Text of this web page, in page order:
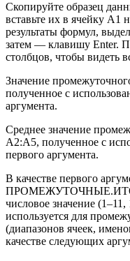
Скопируйте образец
вставьте их в ячейку A1
результаты формул,
затем — клавишу Enter.
столбцов, чтобы видеть
Значение
полученное с
аргумента.
Среднее значение
A2:A5, полученное с
первого аргумента.
В качестве первого
числовое значение
используется для
(диапазонов ячеек,
качестве следующих